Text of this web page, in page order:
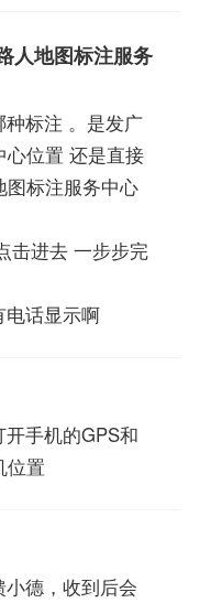
人地图标注服务
标注 。是发广
心位置 还是直接
图标注服务中心
击进去 一步步完
话显示啊
手机的GPS和
位置
德，收到后会